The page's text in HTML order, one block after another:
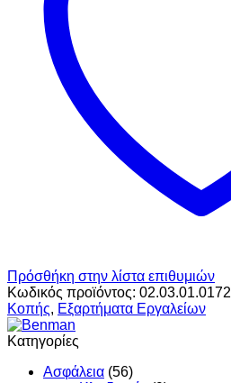
Πρόσθήκη στην λίστα επιθυμιών
Κωδικός προϊόντος: 02.03.01.0172
Κοπής, Εξαρτήματα Εργαλείων
Κατηγορίες
Ασφάλεια (56)